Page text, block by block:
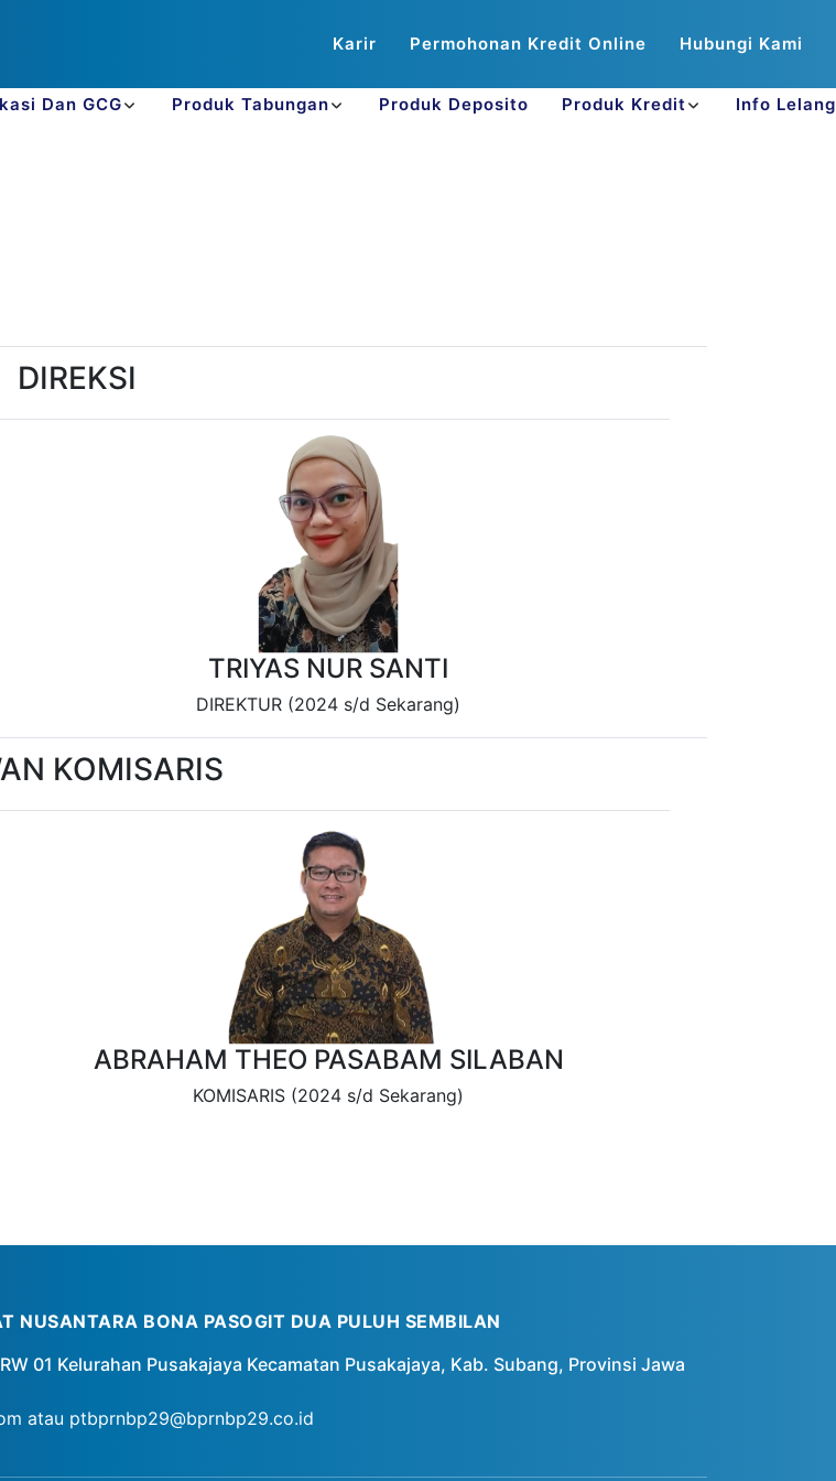
Karir Permohonan Kredit Online Hubungi Kami
Dan GCG Produk Tabungan Produk Deposito Produk Kredit Info Lelang
DIREKSI
TRIYAS NUR SANTI
DIREKTUR (2024 s/d Sekarang)
KOMISARIS
ABRAHAM THEO PASABAM SILABAN
KOMISARIS (2024 s/d Sekarang)
NUSANTARA BONA PASOGIT DUA PULUH SEMBILAN
01 Kelurahan Pusakajaya Kecamatan Pusakajaya, Kab. Subang, Provinsi Jawa
atau ptbprnbp29@bprnbp29.co.id